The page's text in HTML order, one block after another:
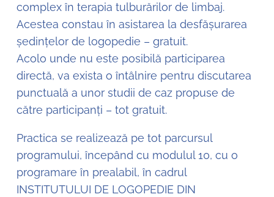
complex în terapia tulburărilor de limbaj.
Acestea constau în asistarea la desfășurarea
ședințelor de logopedie – gratuit.
Acolo unde nu este posibilă participarea
directă, va exista o întâlnire pentru discutarea
punctuală a unor studii de caz propuse de
către participanți – tot gratuit.
Practica se realizează pe tot parcursul
programului, începând cu modulul 10, cu o
programare în prealabil, în cadrul
INSTITUTULUI DE LOGOPEDIE DIN